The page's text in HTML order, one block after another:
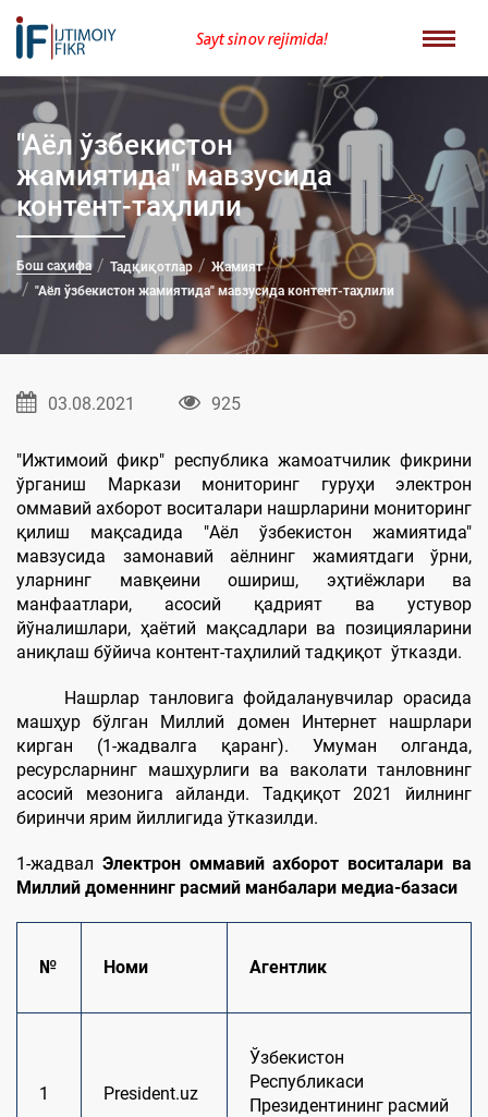
Sayt sinov rejimida!
"Aёл ўзбекистон
жамиятида" мавзусида
контент-таҳлили
Бош саҳифа Тадқиқотлар
Жамият
"Aёл ўзбекистон жамиятида" мавзусида контент-таҳлили
03.08.2021 925
"Ижтимоий фикр" республика жамоатчилик фикрини
ўрганиш Маркази мониторинг гуруҳи электрон
оммавий ахборот воситалари нашрларини мониторинг
қилиш мақсадида "Aёл ўзбекистон жамиятида"
мавзусида замонавий аёлнинг жамиятдаги ўрни,
уларнинг мавқеини ошириш, эҳтиёжлари ва
манфаатлари, асосий қадрият ва устувор
йўналишлари, ҳаётий мақсадлари ва позицияларини
аниқлаш бўйича контент-таҳлилий тадқиқот ўтказди.
Нашрлар танловига фойдаланувчилар орасида
машҳур бўлган Миллий домен Интернет нашрлари
кирган (1-жадвалга қаранг). Умуман олганда,
ресурсларнинг машҳурлиги ва ваколати танловнинг
асосий мезонига айланди. Тадқиқот 2021 йилнинг
биринчи ярим йиллигида ўтказилди.
1-жадвал Электрон оммавий ахборот воситалари ва
Миллий доменнинг расмий манбалари медиа-базаси
№ Номи Агентлик
1 President.uz
Ўзбекистон
Республикаси
Президентининг расмий